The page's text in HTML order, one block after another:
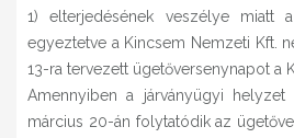
1) elterjedésének veszélye miatt
egyeztetve a Kincsem Nemzeti Kft.
13-ra tervezett ügetőversenynapot a
Amennyiben a járványügyi
március 20-án folytatódik az